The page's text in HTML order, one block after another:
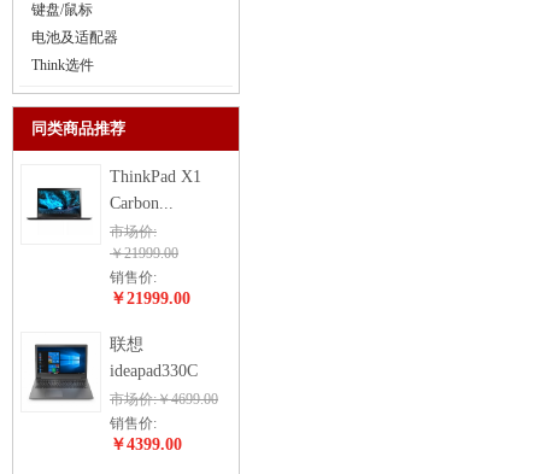
键盘/鼠标
电池及适配器
Think选件
同类商品推荐
ThinkPad X1
Carbon...
市场价:
￥21999.00
销售价:
￥21999.00
联想
ideapad330C
市场价:￥4699.00
销售价:
￥4399.00